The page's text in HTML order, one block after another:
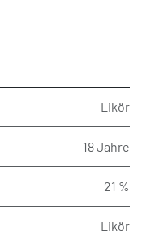
Likör
18 Jahre
21 %
Likör